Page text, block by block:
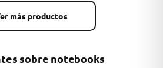
más productos
sobre notebooks